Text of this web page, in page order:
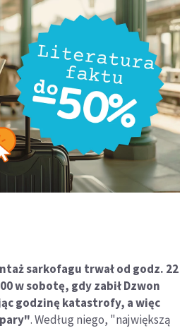
sarkofagu trwał od godz. 22
w sobotę, gdy zabił Dzwon
godzinę katastrofy, a więc
. Według niego, "największą